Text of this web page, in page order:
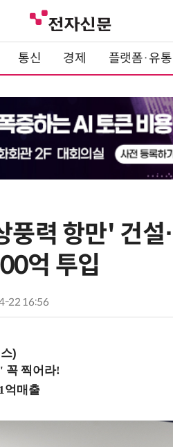
통신 경제 플랫폼·유통
풍력 항만' 건
억 투입
22 16:56
)